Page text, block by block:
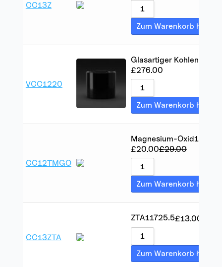
CC13Z
Zum Warenkorb
VCC1220
Glasartiger Kohlenstoff
£276.00
Zum Warenkorb
CC12TMGO
Magnesium-Oxid117
£20.00£29.00
Zum Warenkorb
CC13ZTA
ZTA11725.5£13.00
Zum Warenkorb